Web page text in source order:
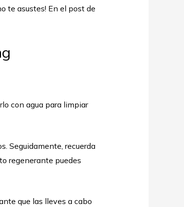
te asustes! En el post de
con agua para limpiar
Seguidamente, recuerda
regenerante puedes
que las lleves a cabo